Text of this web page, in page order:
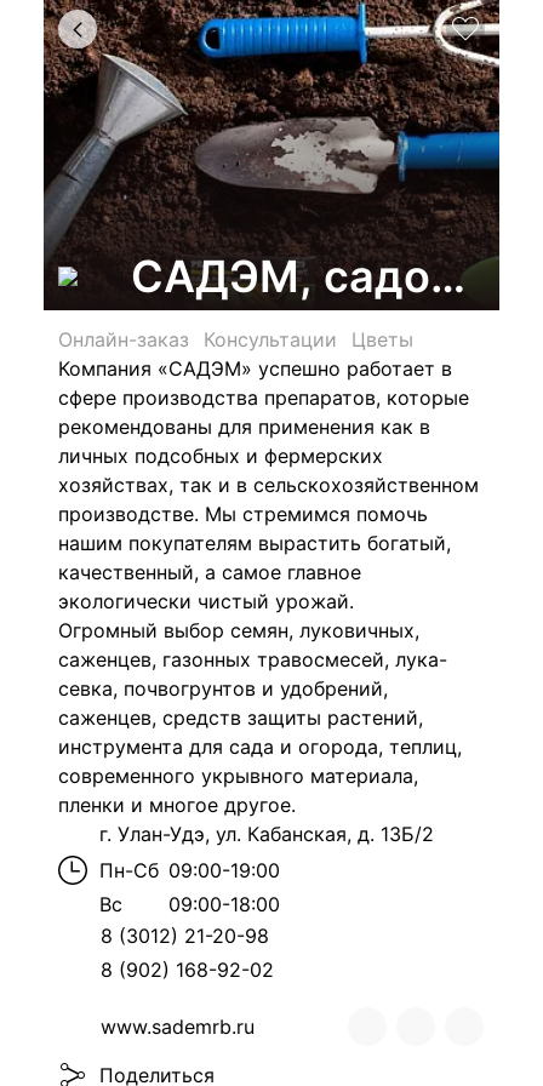
САДЭМ, садовый
Онлайн-заказ Консультации
Цветы
Компания «САДЭМ» успешно работает в
сфере производства препаратов, которые
рекомендованы для применения как в
личных подсобных и фермерских
хозяйствах, так и в сельскохозяйственном
производстве. Мы стремимся помочь
нашим покупателям вырастить богатый,
качественный, а самое главное
экологически чистый урожай.
Огромный выбор семян, луковичных,
саженцев, газонных травосмесей, лука-
севка, почвогрунтов и удобрений,
саженцев, средств защиты растений,
инструмента для сада и огорода, теплиц,
современного укрывного материала,
пленки и многое другое.
г. Улан-Удэ, ул. Кабанская, д. 13Б/2
Пн-Сб 09:00-19:00
Вс
09:00-18:00
8 (3012) 21-20-98
8 (902) 168-92-02
www.sademrb.ru
Поделиться